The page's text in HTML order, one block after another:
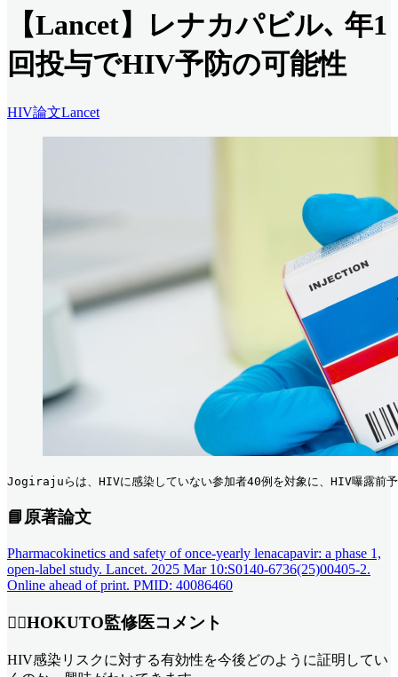
【Lancet】レナカパビル､ 年1
回投与でHIV予防の可能性
HIV論文Lancet
Jogirajuらは、HIVに感染していない参加者40例を対象に、HIV曝露前予
📘原著論文
Pharmacokinetics and safety of once-yearly lenacapavir: a phase 1,
open-label study. Lancet. 2025 Mar 10:S0140-6736(25)00405-2.
Online ahead of print. PMID: 40086460
👨‍⚕️HOKUTO監修医コメント
HIV感染リスクに対する有効性を今後どのように証明してい